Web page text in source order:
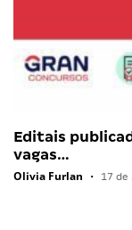
Editais
vagas…
Olivia Furlan • 17 de